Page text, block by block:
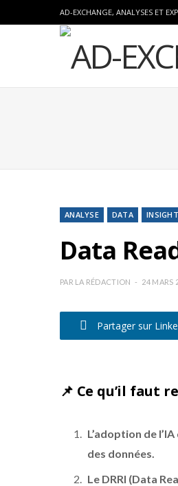
AD-EXCHANGE, ANALYSES ET
ANALYSE DATA
Data
PAR LA RÉDACTION 24 MARS
Partager sur
📌 Ce qu’il faut
L’adoption de
des données.
Le DRRI (Data